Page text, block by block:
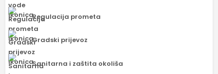
Regulacija prometa
Gradski prijevoz
Sanitarna i zaštita okoliša